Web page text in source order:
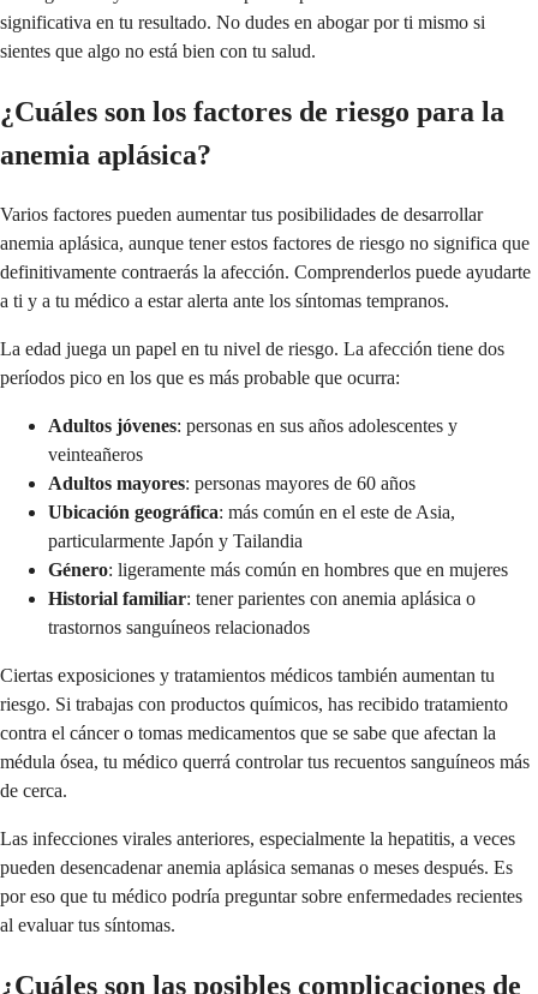
significativa en tu resultado. No dudes en abogar por ti mismo si
sientes que algo no está bien con tu salud.
¿Cuáles son los factores de riesgo para la
anemia aplásica?
Varios factores pueden aumentar tus posibilidades de desarrollar
anemia aplásica, aunque tener estos factores de riesgo no significa que
definitivamente contraerás la afección. Comprenderlos puede ayudarte
a ti y a tu médico a estar alerta ante los síntomas tempranos.
La edad juega un papel en tu nivel de riesgo. La afección tiene dos
períodos pico en los que es más probable que ocurra:
Adultos jóvenes: personas en sus años adolescentes y
veinteañeros
Adultos mayores: personas mayores de 60 años
Ubicación geográfica: más común en el este de Asia,
particularmente Japón y Tailandia
Género: ligeramente más común en hombres que en mujeres
Historial familiar: tener parientes con anemia aplásica o
trastornos sanguíneos relacionados
Ciertas exposiciones y tratamientos médicos también aumentan tu
riesgo. Si trabajas con productos químicos, has recibido tratamiento
contra el cáncer o tomas medicamentos que se sabe que afectan la
médula ósea, tu médico querrá controlar tus recuentos sanguíneos más
de cerca.
Las infecciones virales anteriores, especialmente la hepatitis, a veces
pueden desencadenar anemia aplásica semanas o meses después. Es
por eso que tu médico podría preguntar sobre enfermedades recientes
al evaluar tus síntomas.
¿Cuáles son las posibles complicaciones de